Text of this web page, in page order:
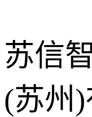
苏信
(苏州)
中心供氧系